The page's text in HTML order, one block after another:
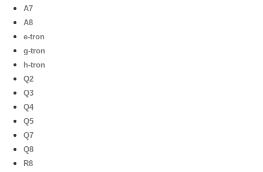
A7
A8
e-tron
g-tron
h-tron
Q2
Q3
Q4
Q5
Q7
Q8
R8